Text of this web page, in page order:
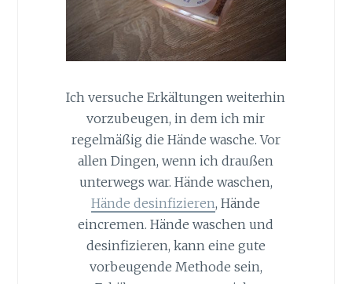
Ich versuche Erkältungen weiterhin
vorzubeugen, in dem ich mir
regelmäßig die Hände wasche. Vor
allen Dingen, wenn ich draußen
unterwegs war. Hände waschen,
Hände desinfizieren, Hände
eincremen. Hände waschen und
desinfizieren, kann eine gute
vorbeugende Methode sein,